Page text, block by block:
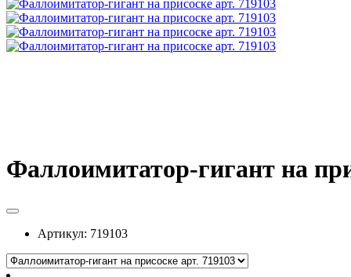
Фаллоимитатор-гигант на
Артикул: 719103